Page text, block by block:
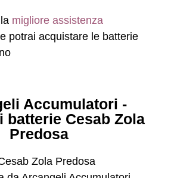
migliore assistenza
e potrai acquistare le batterie
Accumulatori -
batterie Cesab Zola
Predosa